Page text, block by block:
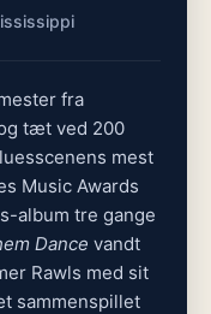
fra
tæt ved 200
mest
Music Awards
album tre gange
Dance vandt
Rawls med sit
sammenspillet